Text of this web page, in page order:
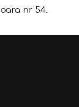
nr 54.